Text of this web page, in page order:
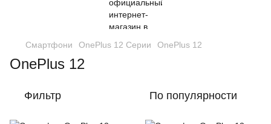
Смартфони OnePlus 12 Серии OnePlus 12
OnePlus 12
Фильтр По популярности